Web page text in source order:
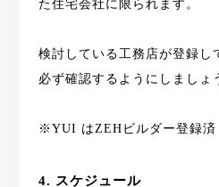
た住宅会社に限られます。
検討している工務店が登録し
必ず確認するようにしましょ
※YUI はZEHビルダー登録済
4. スケジュール